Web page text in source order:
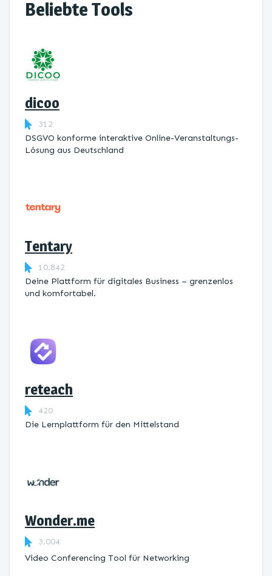
Beliebte Tools
dicoo
312
DSGVO konforme interaktive Online-Veranstaltungs-
Lösung aus Deutschland
Tentary
10.842
Deine Plattform für digitales Business – grenzenlos
und komfortabel.
reteach
420
Die Lernplattform ​für den Mittelstand
Wonder.me
3.004
Video Conferencing Tool für Networking